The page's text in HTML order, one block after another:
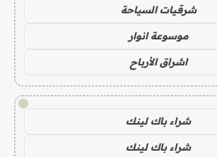
شرقيات السياحة
موسوعة انوار
اشراق الأرباح
!
شراء باك لينك
شراء باك لينك